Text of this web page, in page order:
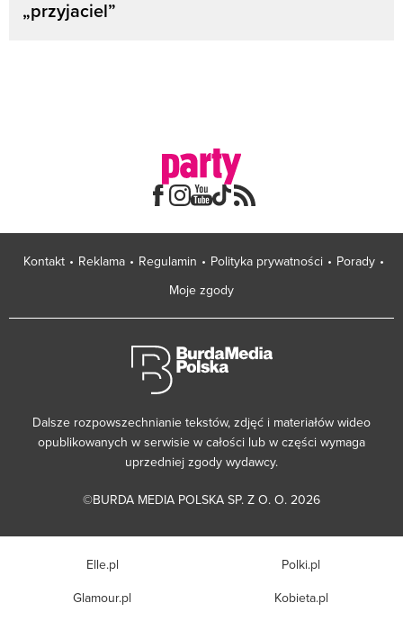
„przyjaciel”
Kontakt Reklama Regulamin Polityka prywatności
Porady
Moje zgody
Dalsze rozpowszechnianie tekstów, zdjęć i materiałów wideo
opublikowanych w serwisie w całości lub w części wymaga
uprzedniej zgody wydawcy.
©BURDA MEDIA POLSKA SP. Z O. O. 2026
Elle.pl
Glamour.pl
Polki.pl
Kobieta.pl